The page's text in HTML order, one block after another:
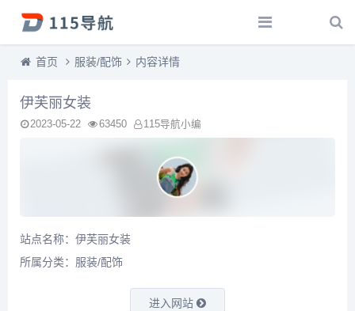
首页 服装/配饰 内容详情
伊芙丽女装
2023-05-22 63450 115导航小编
站点名称：伊芙丽女装
所属分类： 服装/配饰
进入网站